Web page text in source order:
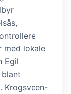
med lokale
Egil
blant
Krogsveen-